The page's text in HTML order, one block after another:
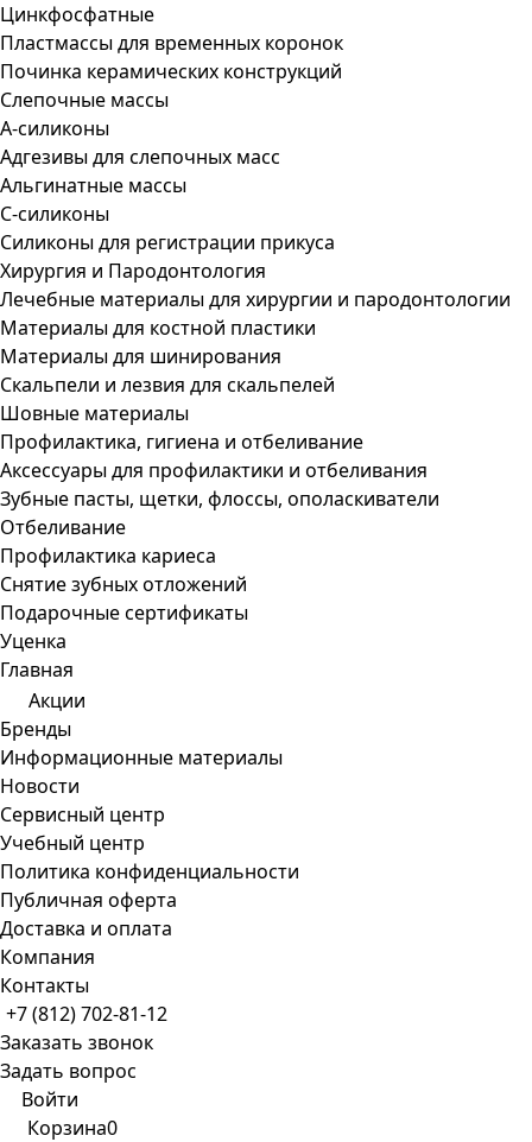
Цинкфосфатные
Пластмассы для временных коронок
Починка керамических конструкций
Слепочные массы
А-силиконы
Адгезивы для слепочных масс
Альгинатные массы
С-силиконы
Силиконы для регистрации прикуса
Хирургия и Пародонтология
Лечебные материалы для хирургии и пародонтологии
Материалы для костной пластики
Материалы для шинирования
Скальпели и лезвия для скальпелей
Шовные материалы
Профилактика, гигиена и отбеливание
Аксессуары для профилактики и отбеливания
Зубные пасты, щетки, флоссы, ополаскиватели
Отбеливание
Профилактика кариеса
Снятие зубных отложений
Подарочные сертификаты
Уценка
Главная
Акции
Бренды
Информационные материалы
Новости
Сервисный центр
Учебный центр
Политика конфиденциальности
Публичная оферта
Доставка и оплата
Компания
Контакты
+7 (812) 702-81-12
Заказать звонок
Задать вопрос
Войти
Корзина0